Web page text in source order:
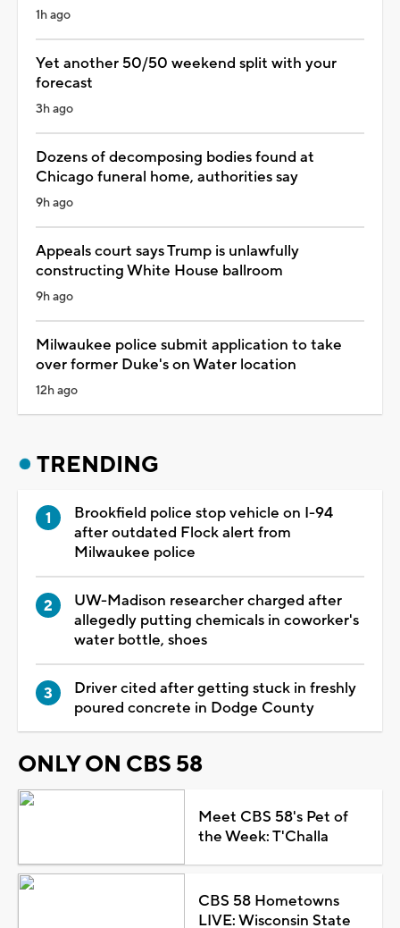
1h ago
Yet another 50/50 weekend split with your
forecast
3h ago
Dozens of decomposing bodies found at
Chicago funeral home, authorities say
9h ago
Appeals court says Trump is unlawfully
constructing White House ballroom
9h ago
Milwaukee police submit application to take
over former Duke's on Water location
12h ago
TRENDING
Brookfield police stop vehicle on I-94
after outdated Flock alert from
Milwaukee police
UW-Madison researcher charged after
allegedly putting chemicals in coworker's
water bottle, shoes
Driver cited after getting stuck in freshly
poured concrete in Dodge County
ONLY ON CBS 58
Meet CBS 58's Pet of
the Week: T'Challa
CBS 58 Hometowns
LIVE: Wisconsin State